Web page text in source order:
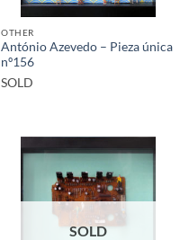
OTHER
António Azevedo – Pieza única
nº156
SOLD
SOLD